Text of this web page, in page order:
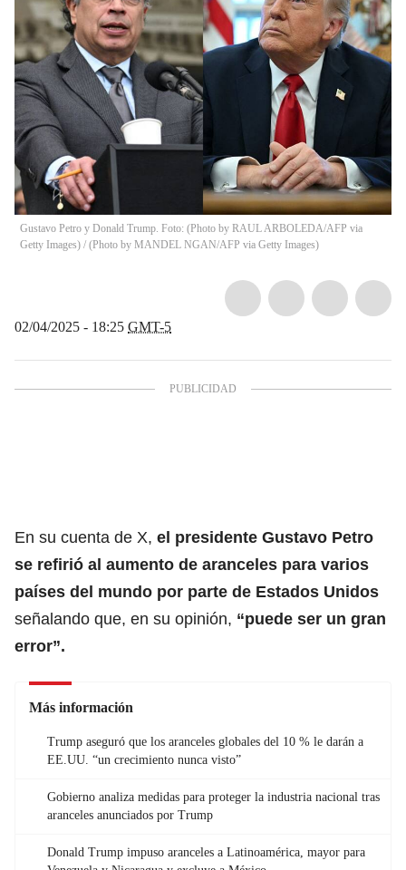
Gustavo Petro y Donald Trump. Foto: (Photo by RAUL ARBOLEDA/AFP via
Getty Images) / (Photo by MANDEL NGAN/AFP via Getty Images)
02/04/2025 - 18:25 GMT-5
En su cuenta de X, el presidente Gustavo Petro
se refirió al aumento de aranceles para varios
países del mundo por parte de Estados Unidos
señalando que, en su opinión, “puede ser un gran
error”.
Más información
Trump aseguró que los aranceles globales del 10 % le darán a
EE.UU. “un crecimiento nunca visto”
Gobierno analiza medidas para proteger la industria nacional tras
aranceles anunciados por Trump
Donald Trump impuso aranceles a Latinoamérica, mayor para